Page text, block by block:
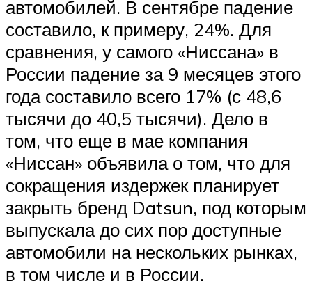
автомобилей. В сентябре падение
составило, к примеру, 24%. Для
сравнения, у самого «Ниссана» в
России падение за 9 месяцев этого
года составило всего 17% (с 48,6
тысячи до 40,5 тысячи). Дело в
том, что еще в мае компания
«Ниссан» объявила о том, что для
сокращения издержек планирует
закрыть бренд Datsun, под которым
выпускала до сих пор доступные
автомобили на нескольких рынках,
в том числе и в России.